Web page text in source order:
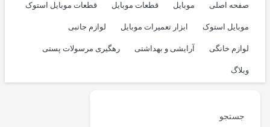
صفحه اصلی موبایل قطعات موبایل قطعات موبایل استوک
موبایل استوک ابزار تعمیرات موبایل لوازم جانبی
لوازم خانگی آرایشی و بهداشتی رهگیری مرسولات پستی
وبلاگ
جستجو